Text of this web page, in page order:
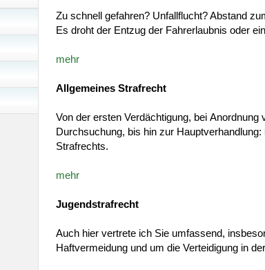
Zu schnell gefahren? Unfallflucht? Abstand
Es droht der Entzug der Fahrerlaubnis oder
mehr
Allgemeines Strafrecht
Von der ersten Verdächtigung, bei
Durchsuchung, bis hin zur
Strafrechts.
mehr
Jugendstrafrecht
Auch hier vertrete ich Sie umfassend,
Haftvermeidung und um die Verteidigung in